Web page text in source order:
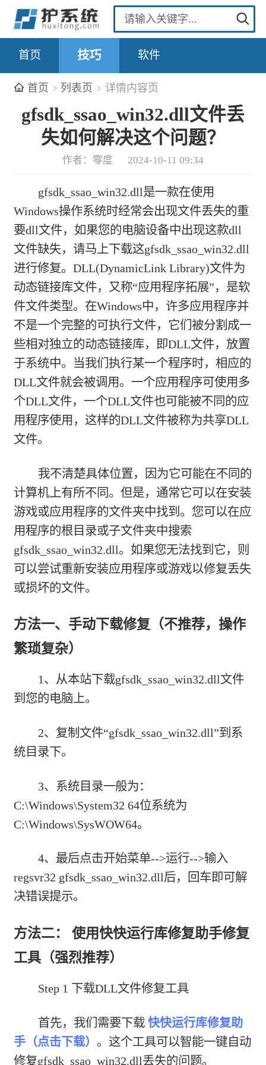
首页 技巧 软件
首页 列表页 详情内容页
gfsdk_ssao_win32.dll文件丢
失如何解决这个问题？
作者：零度 2024-10-11 09:34
gfsdk_ssao_win32.dll是一款在使用
Windows操作系统时经常会出现文件丢失的重
要dll文件，如果您的电脑设备中出现这款dll
文件缺失，请马上下载这gfsdk_ssao_win32.dll
进行修复。DLL(DynamicLink Library)文件为
动态链接库文件，又称“应用程序拓展”，是软
件文件类型。在Windows中，许多应用程序并
不是一个完整的可执行文件，它们被分割成一
些相对独立的动态链接库，即DLL文件，放置
于系统中。当我们执行某一个程序时，相应的
DLL文件就会被调用。一个应用程序可使用多
个DLL文件，一个DLL文件也可能被不同的应
用程序使用，这样的DLL文件被称为共享DLL
文件。
我不清楚具体位置，因为它可能在不同的
计算机上有所不同。但是，通常它可以在安装
游戏或应用程序的文件夹中找到。您可以在应
用程序的根目录或子文件夹中搜索
gfsdk_ssao_win32.dll。如果您无法找到它，则
可以尝试重新安装应用程序或游戏以修复丢失
或损坏的文件。
方法一、手动下载修复（不推荐，操作
繁琐复杂）
1、从本站下载gfsdk_ssao_win32.dll文件
到您的电脑上。
2、复制文件“gfsdk_ssao_win32.dll”到系
统目录下。
3、系统目录一般为：
C:\Windows\System32 64位系统为
C:\Windows\SysWOW64。
4、最后点击开始菜单-->运行-->输入
regsvr32 gfsdk_ssao_win32.dll后，回车即可解
决错误提示。
方法二： 使用快快运行库修复助手修复
工具（强烈推荐）
Step 1 下载DLL文件修复工具
首先，我们需要下载 快快运行库修复助
手（点击下载） 。这个工具可以智能一键自动
修复gfsdk_ssao_win32.dll丢失的问题。